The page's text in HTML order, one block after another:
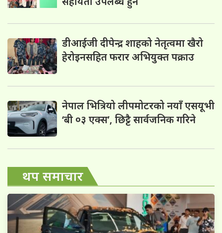
डीआईजी दीपेन्द्र शाहको नेतृत्वमा खैरो
हेरोइनसहित फरार अभियुक्त पक्राउ
नेपाल भित्रियो लीपमोटरको नयाँ एसयूभी
‘बी ०३ एक्स’, छिट्टै सार्वजनिक गरिने
थप समाचार